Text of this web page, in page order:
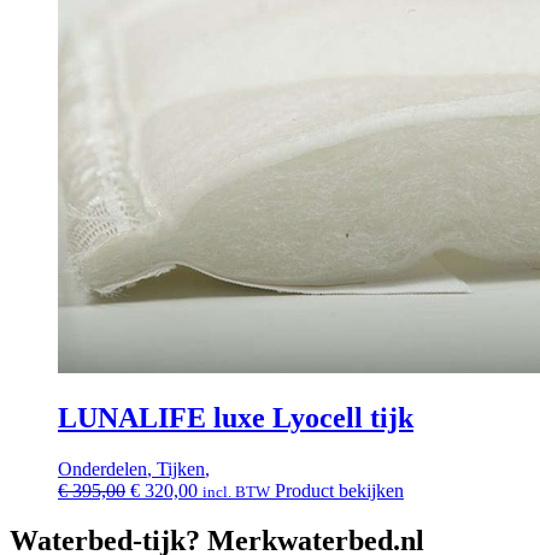
LUNALIFE luxe Lyocell tijk
Onderdelen, Tijken,
€395,00 Oorspronkelijke
was:
€ 320,00Huidige
is:
incl. BTW Product bekijken
Waterbed-tijk? Merkwaterbed.nl